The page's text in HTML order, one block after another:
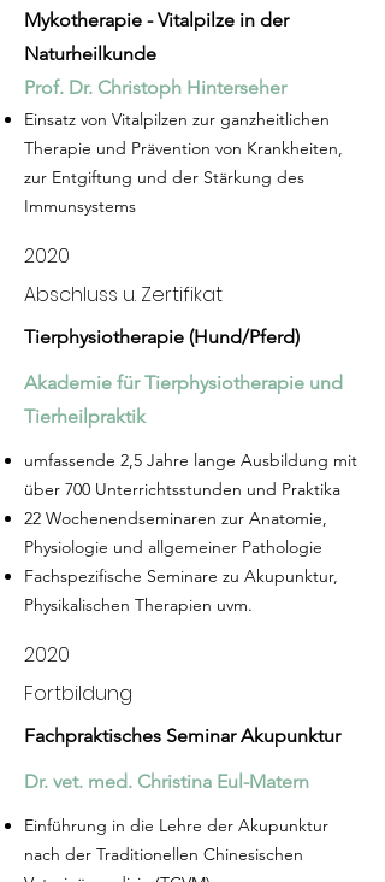
Mykotherapie - Vitalpilze in der
Naturheilkunde
Prof. Dr. Christoph Hinterseher
Einsatz von Vitalpilzen zur ganzheitlichen
Therapie und Präven­tion von Krankheiten,
zur Entgiftung und der Stär­kung des
Immun­systems
2020
Abschluss u. Zertifikat
Tierphysiotherapie (Hund/Pferd)
Akademie für Tierphysiotherapie und
Tierheilpraktik
umfassende 2,5 Jahre lange Ausbildung mit
über 700 Unterrichtsstunden und Praktika
22 Wochenendseminaren zur Anatomie,
Physiologie und allgemeiner Pathologie
Fachspezifische Seminare zu Akupunktur,
Physikalischen Therapien uvm.
2020
Fortbildung
Fachpraktisches Seminar Akupunktur
Dr. vet. med. Christina Eul-Matern
Einführung in die Lehre der Akupunktur
nach der Traditionellen Chinesischen